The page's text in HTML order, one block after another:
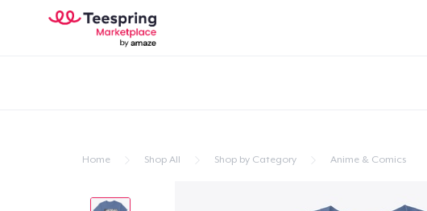
Home Shop All Shop by Category Anime & Comics